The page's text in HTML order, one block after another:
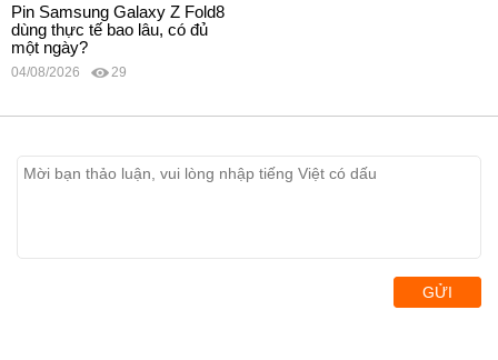
Pin Samsung Galaxy Z Fold8
dùng thực tế bao lâu, có đủ
một ngày?
04/08/2026 29
GỬI